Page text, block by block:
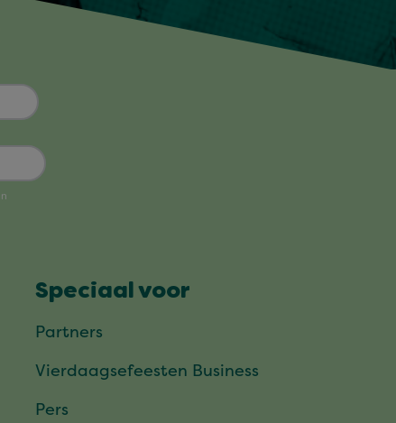
Speciaal voor
Partners
Vierdaagsefeesten Business
Pers